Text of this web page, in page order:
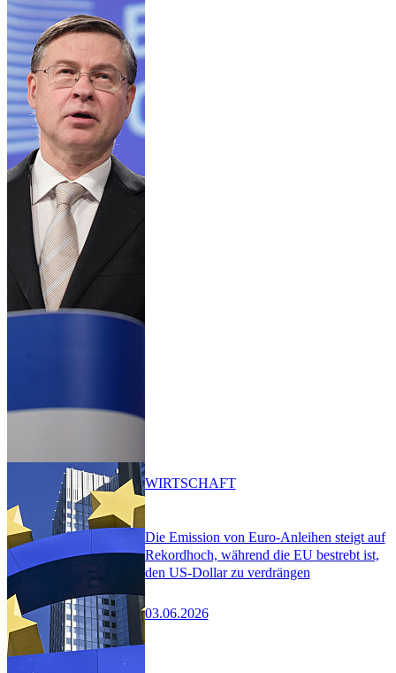
Die Emission von Euro-Anleihen steigt auf
Rekordhoch, während die EU bestrebt ist,
den US-Dollar zu verdrängen
03.06.2026
WIRTSCHAFT